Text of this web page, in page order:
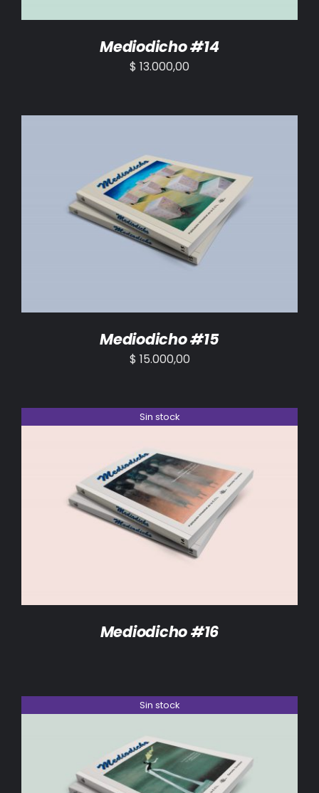
Mediodicho #14
$ 13.000,00
AÑADIR AL CARRITO / DETALLES
Mediodicho #15
$ 15.000,00
Sin stock
DETALLES
Mediodicho #16
Sin stock